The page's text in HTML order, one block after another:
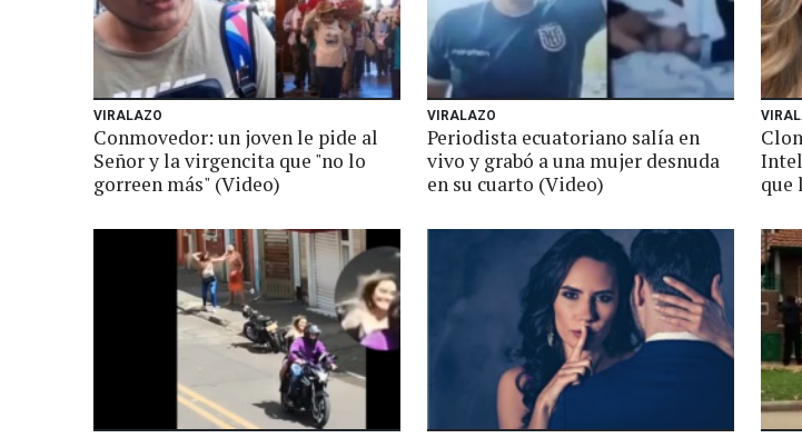
VIRALAZO
Conmovedor: un joven le pide al
Señor y la virgencita que "no lo
gorreen más" (Video)
VIRALAZO
Periodista ecuatoriano salía en
vivo y grabó a una mujer desnuda
en su cuarto (Video)
que